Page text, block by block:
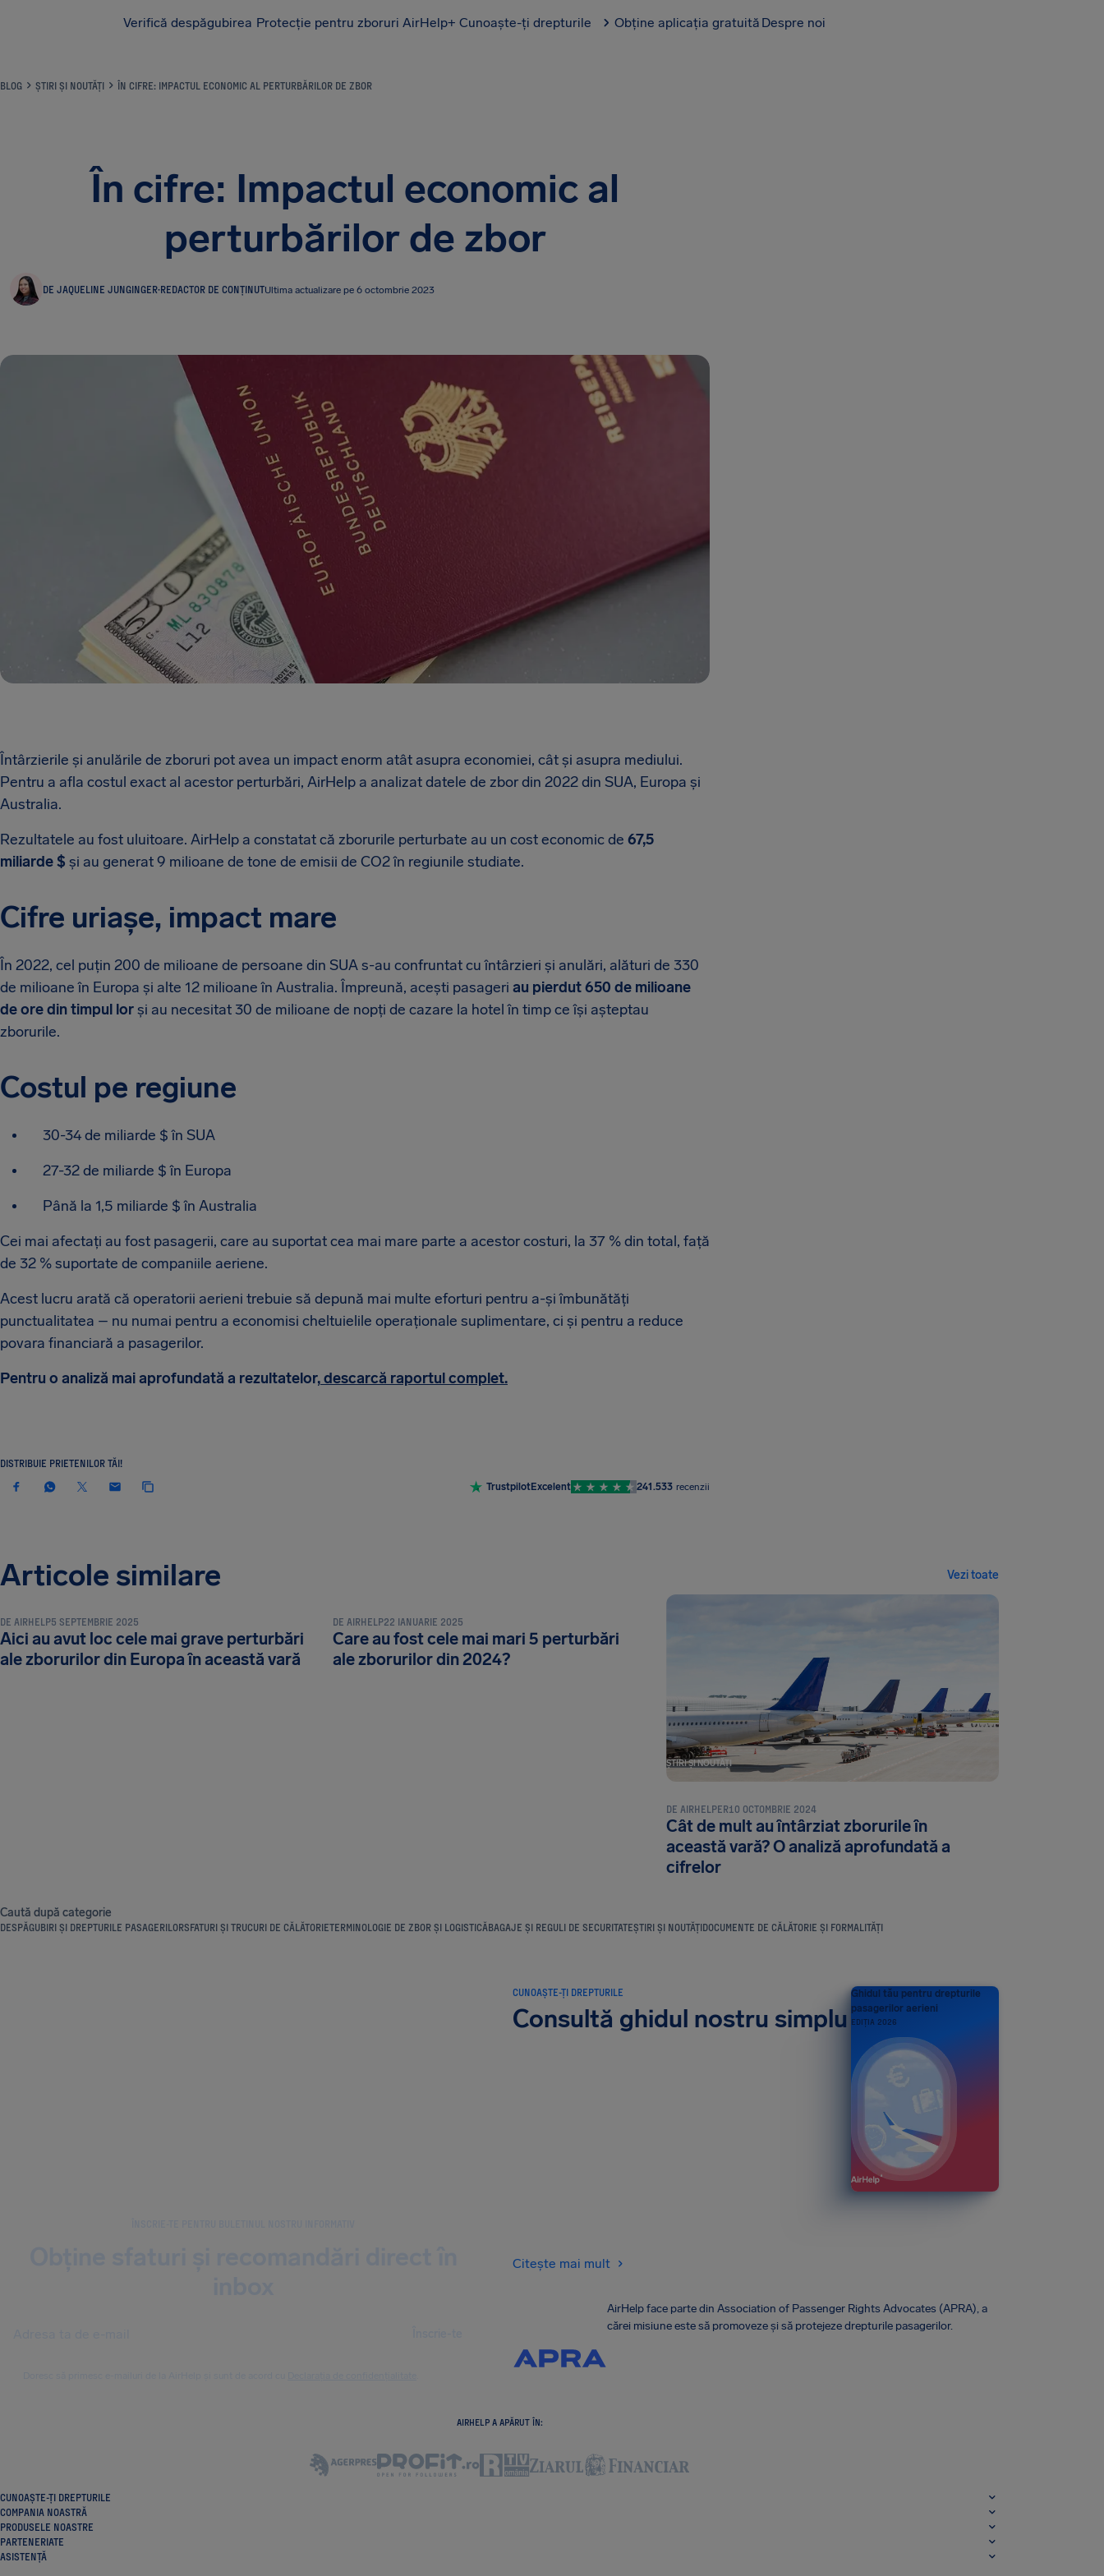
Verifică despăgubirea Protecție pentru zboruri AirHelp+ Cunoaște-ți drepturile Obține aplicația gratuită Despre noi
BLOG ȘTIRI ȘI NOUTĂȚI ÎN CIFRE: IMPACTUL ECONOMIC AL PERTURBĂRILOR DE ZBOR
În cifre: Impactul economic al
perturbărilor de zbor
DE JAQUELINE JUNGINGER·REDACTOR DE CONȚINUTUltima actualizare pe 6 octombrie 2023
Întârzierile și anulările de zboruri pot avea un impact enorm atât asupra economiei, cât și asupra mediului.
Pentru a afla costul exact al acestor perturbări, AirHelp a analizat datele de zbor din 2022 din SUA, Europa și
Australia.
Rezultatele au fost uluitoare. AirHelp a constatat că zborurile perturbate au un cost economic de 67,5
miliarde $ și au generat 9 milioane de tone de emisii de CO2 în regiunile studiate.
Cifre uriașe, impact mare
În 2022, cel puțin 200 de milioane de persoane din SUA s-au confruntat cu întârzieri și anulări, alături de 330
de milioane în Europa și alte 12 milioane în Australia. Împreună, acești pasageri au pierdut 650 de milioane
de ore din timpul lorși au necesitat 30 de milioane de nopți de cazare la hotel în timp ce își așteptau
zborurile.
Costul pe regiune
30-34 de miliarde $ în SUA
27-32 de miliarde $ în Europa
Până la 1,5 miliarde $ în Australia
Cei mai afectați au fost pasagerii, care au suportat cea mai mare parte a acestor costuri, la 37 % din total, față
de 32 % suportate de companiile aeriene.
Acest lucru arată că operatorii aerieni trebuie să depună mai multe eforturi pentru a-și îmbunătăți
punctualitatea – nu numai pentru a economisi cheltuielile operaționale suplimentare, ci și pentru a reduce
povara financiară a pasagerilor.
Pentru o analiză mai aprofundată a rezultatelor,descarcă raportul complet.
DISTRIBUIE PRIETENILOR TĂI!
TrustpilotExcelent 241.533 recenzii
Articole similare Vezi toate
ȘTIRI ȘI NOUTĂȚI
DE AIRHELP5 SEPTEMBRIE 2025
Aici au avut loc cele mai grave perturbări
ale zborurilor din Europa în această vară
DE AIRHELP22 IANUARIE 2025
Care au fost cele mai mari 5 perturbări
ale zborurilor din 2024?
ȘTIRI ȘI NOUTĂȚI
DE AIRHELPER10 OCTOMBRIE 2024
Cât de mult au întârziat zborurile în
această vară? O analiză aprofundată a
cifrelor
Caută după categorie
DESPĂGUBIRI ȘI DREPTURILE PASAGERILORSFATURI ȘI TRUCURI DE CĂLĂTORIETERMINOLOGIE DE ZBOR ȘI LOGISTICĂBAGAJE ȘI REGULI DE SECURITATEȘTIRI ȘI NOUTĂȚIDOCUMENTE DE CĂLĂTORIE ȘI FORMALITĂȚI
CUNOAȘTE-ȚI DREPTURILE
Consultă ghidul nostru simplu
Citește mai mult
Ghidul tău pentru drepturile
pasagerilor aerieni
EDIȚIA 2026
AirHelp face parte din Association of Passenger Rights Advocates (APRA), a
cărei misiune este să promoveze și să protejeze drepturile pasagerilor.
AIRHELP A APĂRUT ÎN:
CUNOAȘTE-ȚI DREPTURILE
COMPANIA NOASTRĂ
PRODUSELE NOASTRE
PARTENERIATE
ASISTENȚĂ